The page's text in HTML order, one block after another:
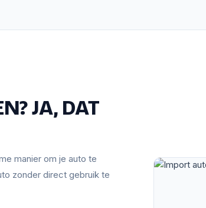
JA, DAT
manier om je auto te
zonder direct gebruik te